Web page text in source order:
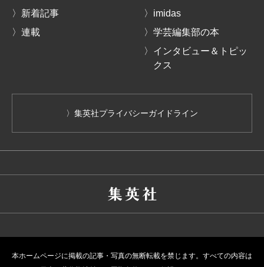
〉新着記事
〉連載
〉imidas
〉学芸編集部の本
〉インタビュー＆トピッ
クス
〉集英社プライバシーガイドライン
本ホームページに掲載の記事・写真の無断転載を禁じます。すべての内容は